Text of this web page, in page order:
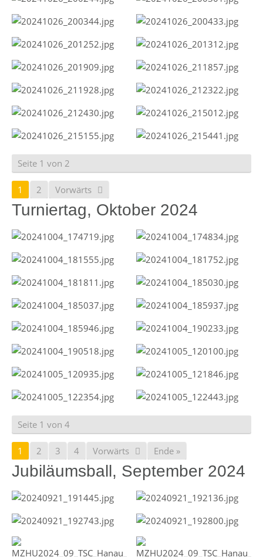
Seite 1 von 2
1 2 Vorwärts
Turniertag, Oktober 2024
Seite 1 von 4
1 2 3 4 Vorwärts Ende »
Jubiläumsball, September 2024